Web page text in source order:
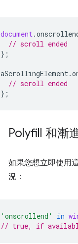
document.
// scroll ended
};
aScrollingElement.
// scroll ended
};
Polyfill 和漸
如果您想立即使用
況：
'onscrollend' in
// true, if